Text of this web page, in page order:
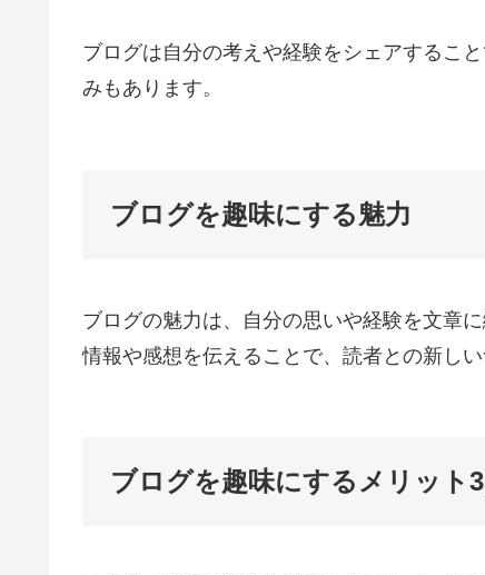
ブログは自分の考えや経験をシェアするこ
みもあります。
ブログを趣味にする魅力
ブログの魅力は、自分の思いや経験を文章
情報や感想を伝えることで、読者との新しい
ブログを趣味にするメリット